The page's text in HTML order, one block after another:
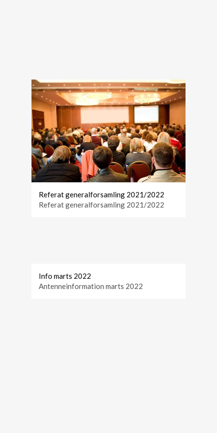
Referat generalforsamling 2021/2022
Referat generalforsamling 2021/2022
Info marts 2022
Antenneinformation marts 2022